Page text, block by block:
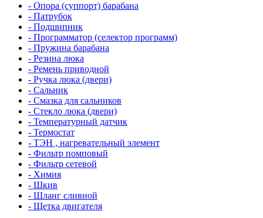
- Опора (суппорт) барабана
- Патрубок
- Подшипник
- Программатор (селектор программ)
- Пружина барабана
- Резина люка
- Ремень приводной
- Ручка люка (двери)
- Сальник
- Смазка для сальников
- Стекло люка (двери)
- Температурный датчик
- Термостат
- ТЭН , нагревательный элемент
- Фильтр помповый
- Фильтр сетевой
- Химия
- Шкив
- Шланг сливной
- Щетка двигателя